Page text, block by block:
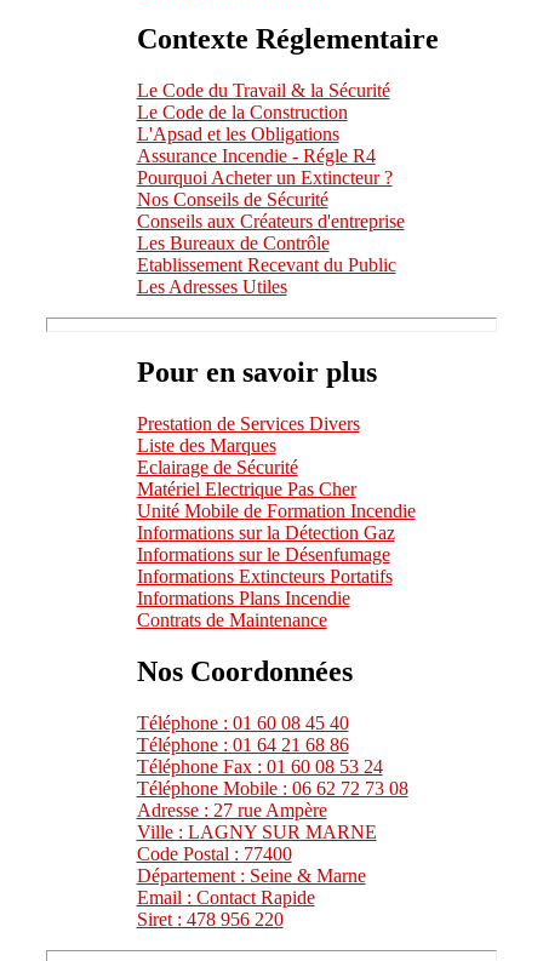
Contexte Réglementaire
Le Code du Travail & la Sécurité
Le Code de la Construction
L'Apsad et les Obligations
Assurance Incendie - Régle R4
Pourquoi Acheter un Extincteur ?
Nos Conseils de Sécurité
Conseils aux Créateurs d'entreprise
Les Bureaux de Contrôle
Etablissement Recevant du Public
Les Adresses Utiles
Pour en savoir plus
Prestation de Services Divers
Liste des Marques
Eclairage de Sécurité
Matériel Electrique Pas Cher
Unité Mobile de Formation Incendie
Informations sur la Détection Gaz
Informations sur le Désenfumage
Informations Extincteurs Portatifs
Informations Plans Incendie
Contrats de Maintenance
Nos Coordonnées
Téléphone : 01 60 08 45 40
Téléphone : 01 64 21 68 86
Téléphone Fax : 01 60 08 53 24
Téléphone Mobile : 06 62 72 73 08
Adresse : 27 rue Ampère
Ville : LAGNY SUR MARNE
Code Postal : 77400
Département : Seine & Marne
Email : Contact Rapide
Siret : 478 956 220